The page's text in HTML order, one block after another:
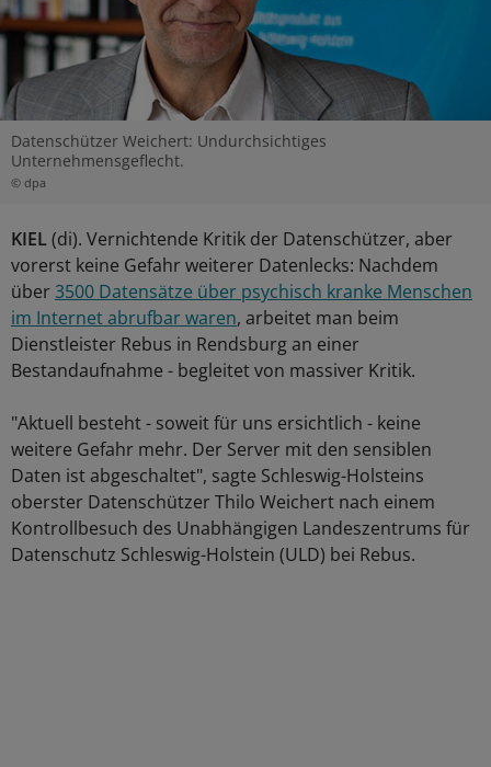
Datenschützer Weichert: Undurchsichtiges
Unternehmensgeflecht.
© dpa
KIEL(di). Vernichtende Kritik der Datenschützer, aber
vorerst keine Gefahr weiterer Datenlecks: Nachdem
über3500 Datensätze über psychisch kranke Menschen
im Internet abrufbar waren, arbeitet man beim
Dienstleister Rebus in Rendsburg an einer
Bestandaufnahme - begleitet von massiver Kritik.
"Aktuell besteht - soweit für uns ersichtlich - keine
weitere Gefahr mehr. Der Server mit den sensiblen
Daten ist abgeschaltet", sagte Schleswig-Holsteins
oberster Datenschützer Thilo Weichert nach einem
Kontrollbesuch des Unabhängigen Landeszentrums für
Datenschutz Schleswig-Holstein (ULD) bei Rebus.